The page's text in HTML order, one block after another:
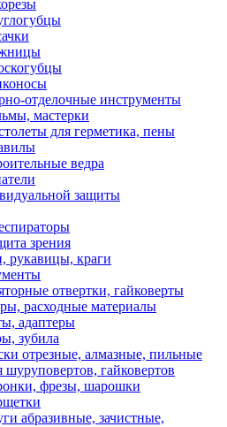
отделочные инструменты
мастерки
для герметика, пены
ведра
защиты
зрения
рукавицы, краги
отвертки, гайковерты
расходные материалы
адаптеры
зубила
отрезные, алмазные, пильные
шуруповертов, гайковертов
фрезы, шарошки
абразивные, зачистные,